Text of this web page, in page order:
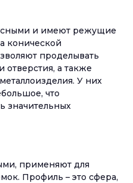
и имеют режущие
конической
проделывать
отверстия, а также
У них
что
значительных
применяют для
Профиль – это сфера,